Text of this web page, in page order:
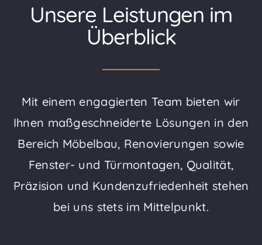
Unsere Leistungen im
Überblick
Mit einem engagierten Team bieten wir
Ihnen maßgeschneiderte Lösungen in den
Bereich Möbelbau, Renovierungen sowie
Fenster- und Türmontagen, Qualität,
Präzision und Kundenzufriedenheit stehen
bei uns stets im Mittelpunkt.